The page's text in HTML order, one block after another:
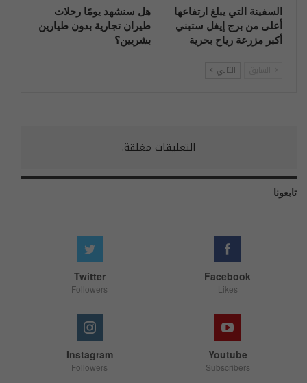
السفينة التي يبلغ ارتفاعها
أعلى من برج إيفل ستبني
أكبر مزرعة رياح بحرية
هل سنشهد يومًا رحلات
طيران تجارية بدون طيارين
بشريين؟
التالي
التعليقات مغلقة.
تابعونا
Facebook
Likes
Twitter
Followers
Youtube
Subscribers
Instagram
Followers